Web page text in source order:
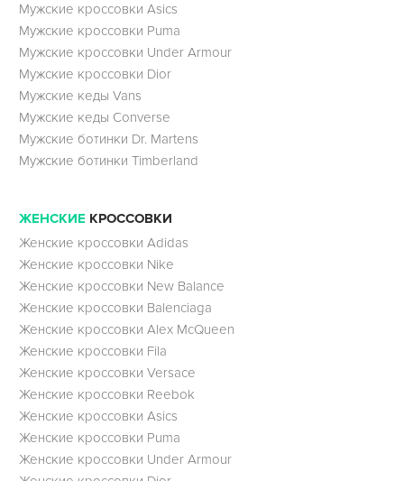
Мужские кроссовки Asics
Мужские кроссовки Puma
Мужские кроссовки Under Armour
Мужские кроссовки Dior
Мужские кеды Vans
Мужские кеды Converse
Мужские ботинки Dr. Martens
Мужские ботинки Timberland
ЖЕНСКИЕ КРОССОВКИ
Женские кроссовки Adidas
Женские кроссовки Nike
Женские кроссовки New Balance
Женские кроссовки Balenciaga
Женские кроссовки Alex McQueen
Женские кроссовки Fila
Женские кроссовки Versace
Женские кроссовки Reebok
Женские кроссовки Asics
Женские кроссовки Puma
Женские кроссовки Under Armour